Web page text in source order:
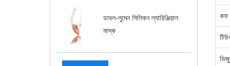
ডাবল-লুমেন সিলিকন ল্যারিঞ্জিয়াল
মাস্ক
কফ